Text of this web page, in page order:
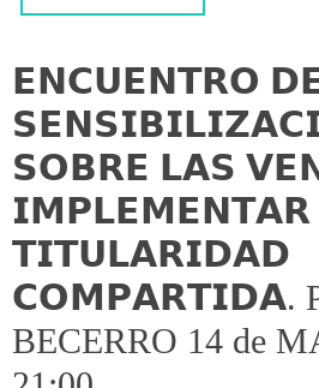
𝗘𝗡𝗖𝗨𝗘𝗡𝗧𝗥𝗢
𝗦𝗢𝗕𝗥𝗘 𝗟𝗔𝗦
𝗜𝗠𝗣𝗟𝗘𝗠𝗘𝗡𝗧𝗔𝗥
𝗧𝗜𝗧𝗨𝗟𝗔𝗥𝗜𝗗𝗔𝗗
𝗖𝗢𝗠𝗣𝗔𝗥𝗧𝗜𝗗𝗔.
BECERRO 14 de